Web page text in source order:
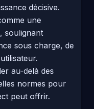
décisive.
une
soulignant
sous charge, de
au-delà des
normes pour
peut offrir.